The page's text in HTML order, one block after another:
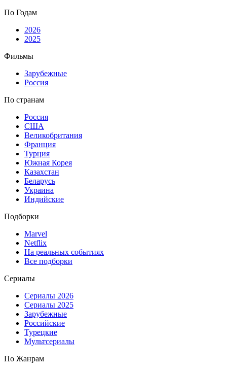
По Годам
2026
2025
Фильмы
Зарубежные
Россия
По странам
Россия
США
Великобритания
Франция
Турция
Южная Корея
Казахстан
Беларусь
Украина
Индийские
Подборки
Marvel
Netflix
На реальных событиях
Все подборки
Сериалы
Сериалы 2026
Сериалы 2025
Зарубежные
Российские
Турецкие
Мультсериалы
По Жанрам